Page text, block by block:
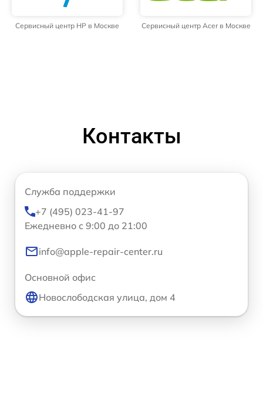
Сервисный центр HP в Москве Сервисный центр Acer в Москве
Контакты
Служба поддержки
+7 (495) 023-41-97
Ежедневно с 9:00 до 21:00
info@apple-repair-center.ru
Основной офис
Новослободская улица, дом 4